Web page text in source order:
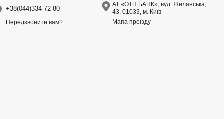
+38(044)334-72-80
Передзвонити вам?
АТ «ОТП БАНК», вул. Жилянська,
43, 01033, м. Київ
Мапа проїзду